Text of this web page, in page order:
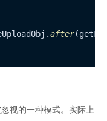
after
视的一种模式。实际上